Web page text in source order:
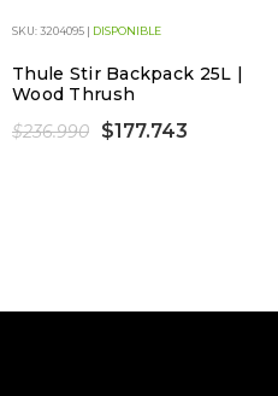
SKU: 3204095 | DISPONIBLE
Thule Stir Backpack 25L |
Wood Thrush
$236.990
$177.743